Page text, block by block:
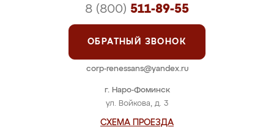
г. Наро-Фоминск
ул. Войкова, д. 3
СХЕМА ПРОЕЗДА
8 (800) 511-89-55
ОБРАТНЫЙ ЗВОНОК
corp-renessans@yandex.ru